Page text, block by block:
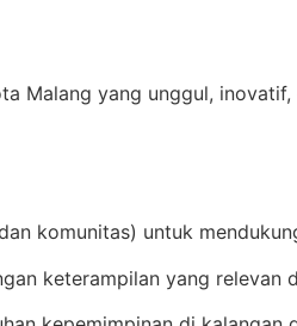
Malang yang unggul,
komunitas) untuk
keterampilan yang relevan